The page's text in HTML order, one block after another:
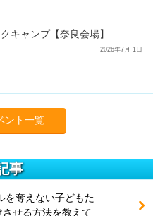
キャンプ【奈良会場】
2026年7月 1日
ント一覧
事
を奪えない子どもた
せる方法を教えて